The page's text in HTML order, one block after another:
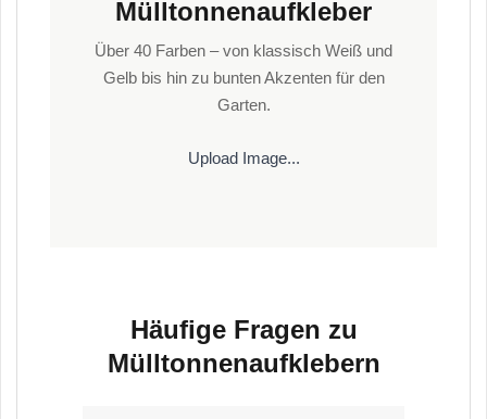
Mülltonnenaufkleber
Über 40 Farben – von klassisch Weiß und
Gelb bis hin zu bunten Akzenten für den
Garten.
Upload Image...
Häufige Fragen zu
Mülltonnenaufklebern